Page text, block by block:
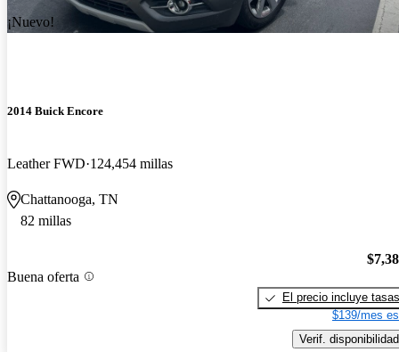
¡Nuevo!
2014 Buick Encore
Leather FWD 124,454 millas
Chattanooga, TN
82 millas
Buena oferta
El precio incluye tasas
$139/mes
Verif. disponibilidad